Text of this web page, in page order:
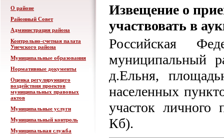
О районе
Районный Совет
Администрация района
Контрольно-счетная палата
Унечского района
Муниципальные образования
Нормативные документы
Оценка регулирующего
воздействия проектов
муниципальных правовых
актов
Муниципальные услуги
Муниципальный контроль
Муниципальная служба
Извещение о
участвовать в
Российская
муниципальный
д.Ельня,
населенных
участок личного
Кб).